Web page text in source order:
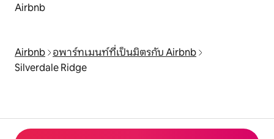
Airbnb
Airbnb
อพาร์ทเมนท์ที่เป็นมิตรกับ Airbnb
Silverdale Ridge